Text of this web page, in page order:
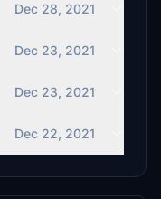
Dec 28, 2021
Dec 23, 2021
Dec 23, 2021
Dec 22, 2021